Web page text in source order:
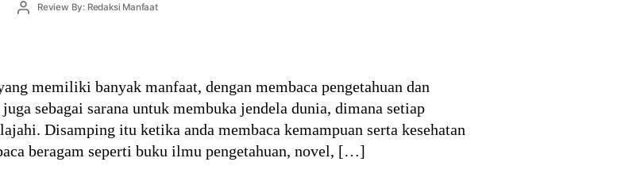
PostReview By: Redaksi Manfaat
memiliki banyak manfaat, dengan membaca pengetahuan dan
sebagai sarana untuk membuka jendela dunia, dimana setiap
Disamping itu ketika anda membaca kemampuan serta kesehatan
beragam seperti buku ilmu pengetahuan, novel, […]